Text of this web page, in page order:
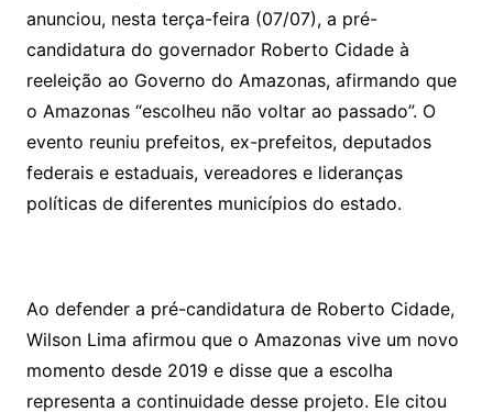
anunciou, nesta terça-feira (07/07), a pré-
candidatura do governador Roberto Cidade à
reeleição ao Governo do Amazonas, afirmando que
o Amazonas “escolheu não voltar ao passado”. O
evento reuniu prefeitos, ex-prefeitos, deputados
federais e estaduais, vereadores e lideranças
políticas de diferentes municípios do estado.
Ao defender a pré-candidatura de Roberto Cidade,
Wilson Lima afirmou que o Amazonas vive um novo
momento desde 2019 e disse que a escolha
representa a continuidade desse projeto. Ele citou